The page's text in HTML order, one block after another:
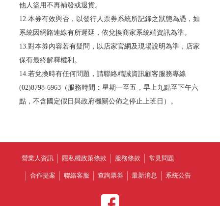
他人盜用不再補發或退貨。
12.本券有效與否，以發行人票券系統所記錄之狀態為憑，如
系統因網路連線有所遲延，依兌換商家系統端資訊為準。
13.對本券內容若有疑問，以店家官網及現場說明為準，店家
保有最終解釋權利。
14.若兌換時有任何問題，請聯絡精誠資訊顧客服務專線
(02)8798-6963（服務時間：星期一至五，早上九點至下午六
點，不含國定假日與政府機關公佈之停止上班日）。
營業人資訊 隱私權政策條款 服務條款 常見問題
合作提案 聯絡客服 查詢票券 最新消息 系統公告